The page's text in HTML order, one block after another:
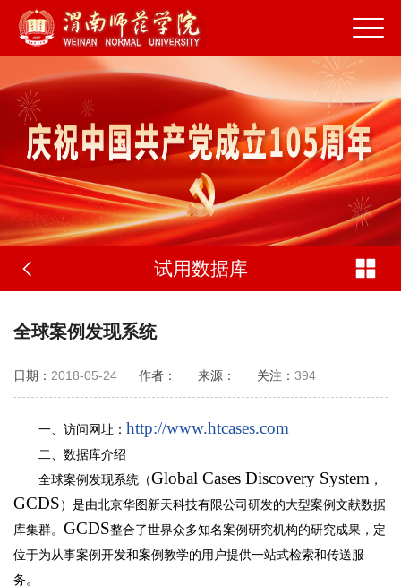
试用数据库
全球案例发现系统
日期： 2018-05-24 作者： 来源： 关注： 394
一、访问网址 ： http://www.htcases.com
二、数据库介绍
全球案例发现系统（Global Cases Discovery System ，
GCDS ）是由北京华图新天科技有限公司研发的大型案例文献数据
库集群。 GCDS整合了世界众多知名案例研究机构的研究成果，定
位于为从事案例开发和案例教学的用户提供一站式检索和传送服
务。